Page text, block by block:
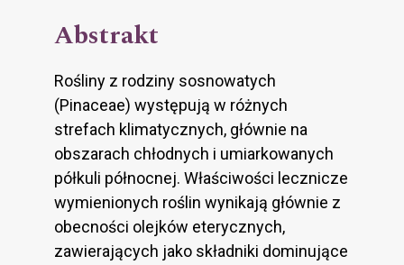
Abstrakt
Rośliny z rodziny sosnowatych
(Pinaceae) występują w różnych
strefach klimatycznych, głównie na
obszarach chłodnych i umiarkowanych
półkuli północnej. Właściwości lecznicze
wymienionych roślin wynikają głównie z
obecności olejków eterycznych,
zawierających jako składniki dominujące